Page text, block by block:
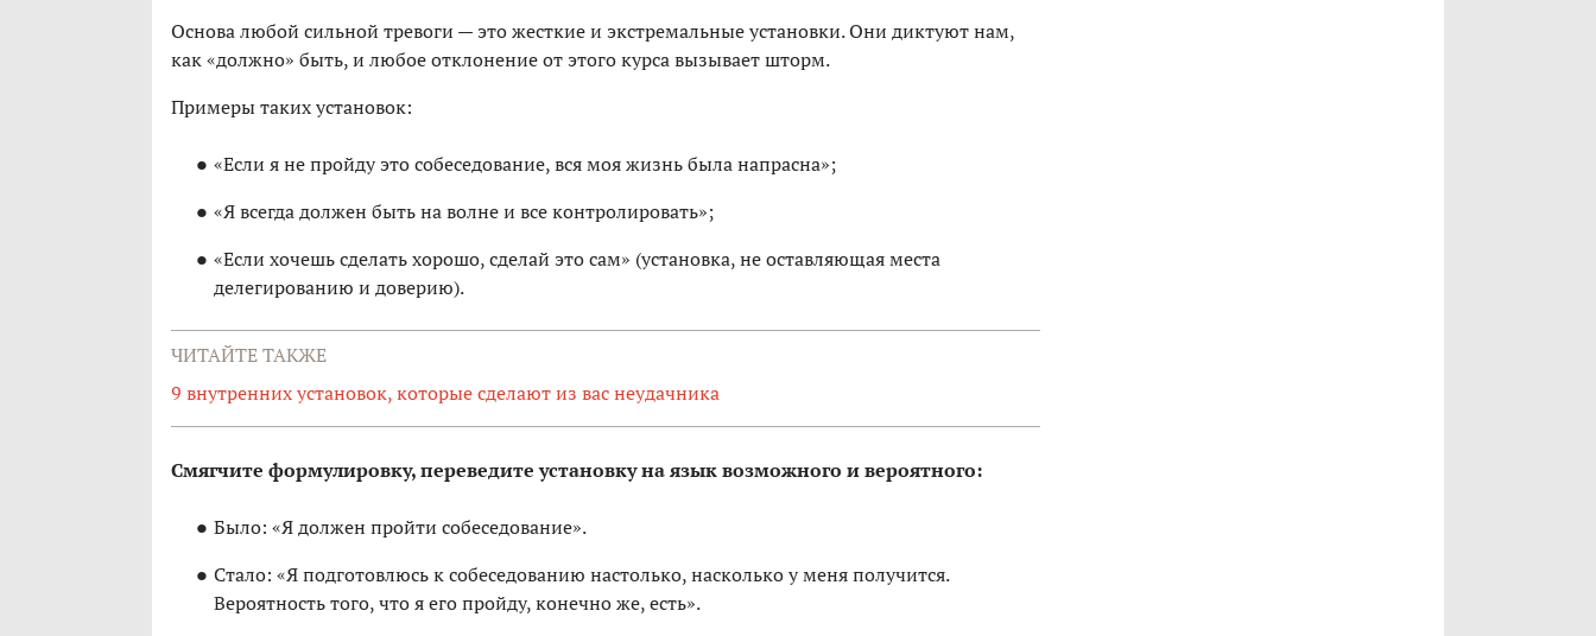
Основа любой сильной тревоги — это жесткие и экстремальные установки. Они диктуют нам,
как «должно» быть, и любое отклонение от этого курса вызывает шторм.
Примеры таких установок:
«Если я не пройду это собеседование, вся моя жизнь была напрасна»;
«Я всегда должен быть на волне и все контролировать»;
«Если хочешь сделать хорошо, сделай это сам» (установка, не оставляющая места
делегированию и доверию).
ЧИТАЙТЕ ТАКЖЕ
9 внутренних установок, которые сделают из вас неудачника
Смягчите формулировку, переведите установку на язык возможного и вероятного:
Было: «Я должен пройти собеседование».
Стало: «Я подготовлюсь к собеседованию настолько, насколько у меня получится.
Вероятность того, что я его пройду, конечно же, есть».